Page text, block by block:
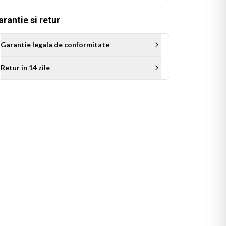
si retur
Garantie legala de conformitate
Retur in 14 zile